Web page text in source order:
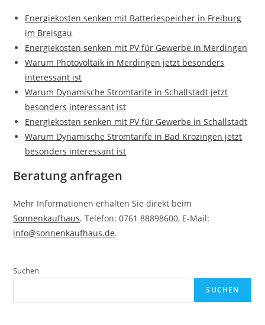
Energiekosten senken mit Batteriespeicher in Freiburg
im Breisgau
Energiekosten senken mit PV für Gewerbe in Merdingen
Warum Photovoltaik in Merdingen jetzt besonders
interessant ist
Warum Dynamische Stromtarife in Schallstadt jetzt
besonders interessant ist
Energiekosten senken mit PV für Gewerbe in Schallstadt
Warum Dynamische Stromtarife in Bad Krozingen jetzt
besonders interessant ist
Beratung anfragen
Mehr Informationen erhalten Sie direkt beim
Sonnenkaufhaus. Telefon: 0761 88898600, E-Mail:
info@sonnenkaufhaus.de.
Suchen
SUCHEN